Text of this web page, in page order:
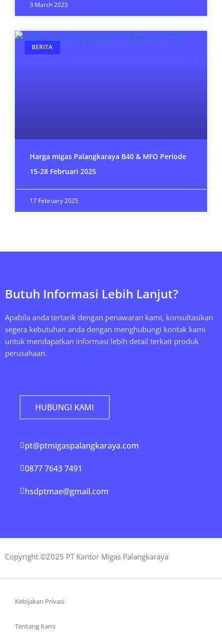
3 March 2025
BERITA
Harga migas Palangkaraya B40 & MFO Periode
15-28 Februari 2025
17 February 2025
Butuh Informasi Lebih Lanjut?
Apabila anda tertarik dengan penawaran kami, konsultasikan
segera kebutuhan anda dengan menghubungi kontak kami
untuk mendapatkan informasi lebih detail terkait produk
perusahaan.
HUBUNGI KAMI
pt@ptmigaspalangkaraya.com
0877 7643 7491
hsdptmae@gmail.com
Copyright ©2025 PT Kantor Migas Palangkaraya
Kebijakan Privasi
Tentang Kami